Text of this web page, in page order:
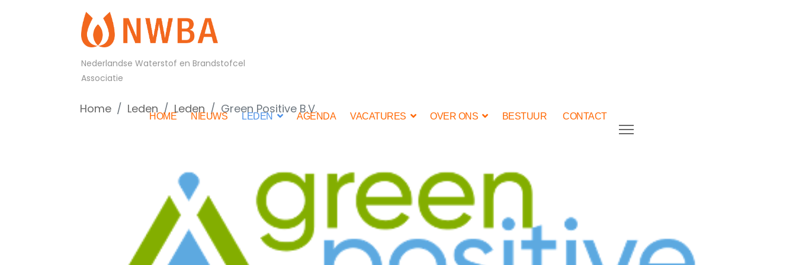
Nederlandse Waterstof en Brandstofcel
Associatie
HOME NIEUWS LEDEN AGENDA VACATURES OVER ONS BESTUUR CONTACT
Home Leden Leden Green Positive B.V.